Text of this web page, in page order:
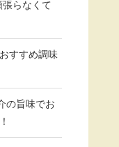
張らなくて
すすめ調味
の旨味でお